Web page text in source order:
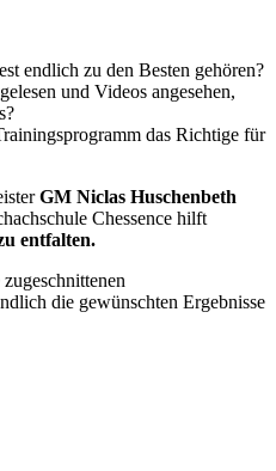
endlich zu den Besten gehören?
und Videos angesehen,
das Richtige für
GM Niclas Huschenbeth
Chessence hilft
entfalten.
die gewünschten Ergebnisse